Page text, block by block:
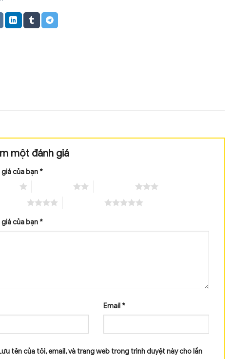
một đánh giá
của bạn *
của bạn *
Email *
tên của tôi, email, và trang web trong trình duyệt này cho lần